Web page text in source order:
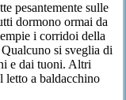
pesantemente sulle
dormono ormai da
i corridoi della
si sveglia di
e dai tuoni. Altri
letto a baldacchino